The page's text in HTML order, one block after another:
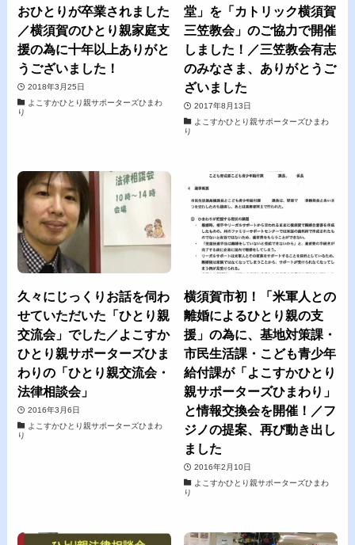
おひとりが卒業されました
／横須賀のひとり親家庭支
援の為に十年以上ありがと
うございました！
2018年3月25日
よこすかひとり親サポーターズひまわ
り
堂」を「カトリック横須賀
三笠教会」のご協力で開催
しました！／三笠教会有志
のみなさま、ありがとうご
ざいました
2017年8月13日
よこすかひとり親サポーターズひまわ
り
久々にじっくりお話を伺わ
せていただいた「ひとり親
交流会」でした／よこすか
ひとり親サポーターズひま
わりの「ひとり親交流会・
法律相談会」
2016年3月6日
よこすかひとり親サポーターズひまわ
り
横須賀市初！「米軍人との
離婚によるひとり親の支
援」の為に、基地対策課・
市民生活課・こども青少年
給付課が「よこすかひとり
親サポーターズひまわり」
と情報交換会を開催！／フ
ジノの提案、再び動き出し
ました
2016年2月10日
よこすかひとり親サポーターズひまわ
り